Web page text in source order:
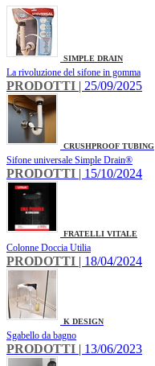
SIMPLE DRAIN
La rivoluzione del sifone in gomma
PRODOTTI | 25/09/2025
CRUSHPROOF TUBING
Sifone universale Simple Drain®
PRODOTTI | 15/10/2024
FRATELLI VITALE
Colonne Doccia Utilia
PRODOTTI | 18/04/2024
K DESIGN
Sgabello da bagno
PRODOTTI | 13/06/2023